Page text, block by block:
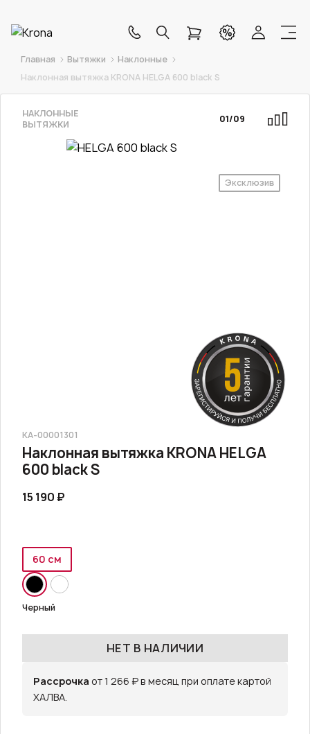
Главная Вытяжки
Наклонные
Наклонная вытяжка KRONA HELGA 600 black S
Эксклюзив
НАКЛОННЫЕ
ВЫТЯЖКИ
01/09
КА-00001301
Наклонная вытяжка KRONA HELGA
600 black S
15 190 ₽
60 см
Черный
НЕТ В НАЛИЧИИ
Рассрочка от 1 266 ₽ в месяц при оплате картой
ХАЛВА.